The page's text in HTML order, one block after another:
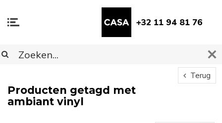
+32 11 94 81 76
Terug
Producten getagd met
ambiant vinyl